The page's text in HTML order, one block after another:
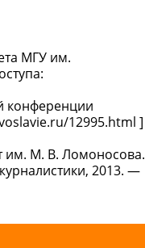
МГУ им.
конференции
12995.html ]
им. М. В. Ломоносова.
2013. —